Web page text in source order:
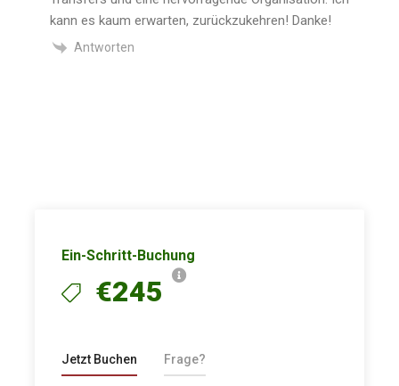
Ein-Schritt-Buchung
€245
Jetzt Buchen Frage?
kann es kaum erwarten, zurückzukehren! Danke!
Antworten